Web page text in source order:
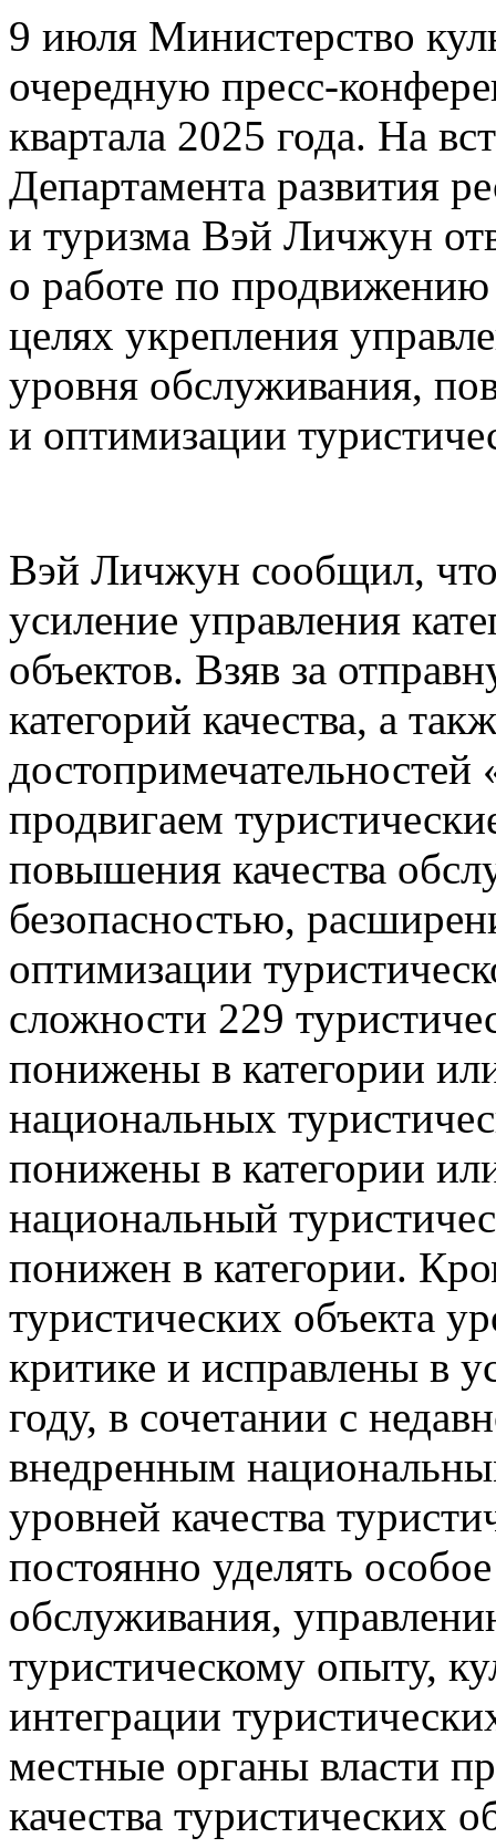
9 июля Министерство
очередную пресс-
квартала 2025 года. На
Департамента развития
и туризма Вэй Личжун
о работе по продвижению
целях укрепления
уровня обслуживания,
и оптимизации
Вэй Личжун сообщил,
усиление управления
объектов. Взяв за
категорий качества, а
продвигаем
повышения качества
безопасностью,
оптимизации
сложности 229
понижены в категории
национальных
понижены в категории
национальный
понижен в категории.
туристических объекта
критике и исправлены в
году, в сочетании с
внедренным
уровней качества
постоянно уделять
обслуживания,
туристическому опыту,
интеграции
местные органы власти
качества туристических